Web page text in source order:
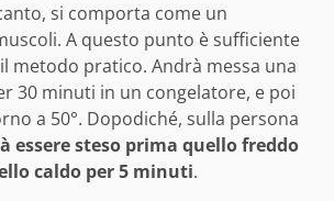
si comporta come un
A questo punto è sufficiente
metodo pratico. Andrà messa una
30 minuti in un congelatore, e poi
a 50°. Dopodiché, sulla persona
essere steso prima quello freddo
caldo per 5 minuti.